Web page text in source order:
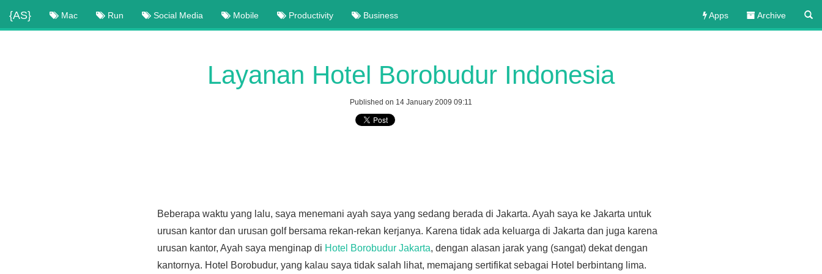
{AS} Mac Run Social Media Mobile Productivity Business Apps Archive
Layanan Hotel Borobudur Indonesia
Published on 14 January 2009 09:11
Beberapa waktu yang lalu, saya menemani ayah saya yang sedang berada di Jakarta. Ayah saya ke Jakarta untuk
urusan kantor dan urusan golf bersama rekan-rekan kerjanya. Karena tidak ada keluarga di Jakarta dan juga karena
urusan kantor, Ayah saya menginap di Hotel Borobudur Jakarta, dengan alasan jarak yang (sangat) dekat dengan
kantornya. Hotel Borobudur, yang kalau saya tidak salah lihat, memajang sertifikat sebagai Hotel berbintang lima.